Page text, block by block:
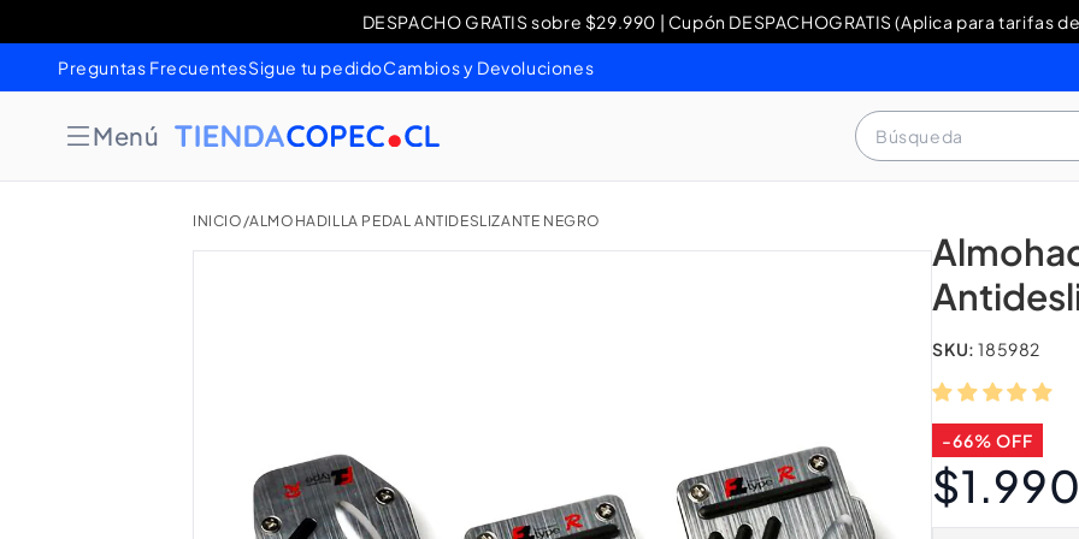
al contenido
DESPACHO GRATIS sobre $29.990 | Cupón DESPACHOGRATIS (Aplica para tarifas
Cambios y Devoluciones: contacto WhatsApp + 56 9 3460 4429 o al
Preguntas FrecuentesSigue tu pedidoCambios y Devoluciones
Menú Búsqueda
INICIO/ALMOHADILLA PEDAL ANTIDESLIZANTE NEGRO
SKU: 185982
-66% OFF